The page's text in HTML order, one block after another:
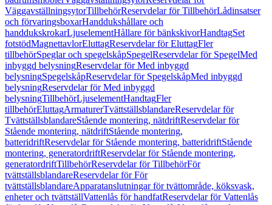
VäggavställningsytorTillbehörReservdelar för TillbehörLådinsatser
och förvaringsboxarHanddukshållare och
handdukskrokarLjuselementHållare för bänkskivorHandtagSet
fotstödMagnettavlorEluttagReservdelar för EluttagFler
tillbehörSpeglar och spegelskåpSpegelReservdelar för SpegelMed
inbyggd belysningReservdelar för Med inbyggd
belysningSpegelskåpReservdelar för SpegelskåpMed inbyggd
belysningReservdelar för Med inbyggd
belysningTillbehörLjuselementHandtagFler
tillbehörEluttagArmaturerTvättställsblandareReservdelar för
TvättställsblandareStående montering, nätdriftReservdelar för
Stående montering, nätdriftStående montering,
batteridriftReservdelar för Stående montering, batteridriftStående
montering, generatordriftReservdelar för Stående montering,
generatordriftTillbehörReservdelar för TillbehörFör
tvättställsblandareReservdelar för För
tvättställsblandareApparatanslutningar för tvättområde, köksvask,
enheter och tvättställVattenlås för handfatReservdelar för Vattenlås